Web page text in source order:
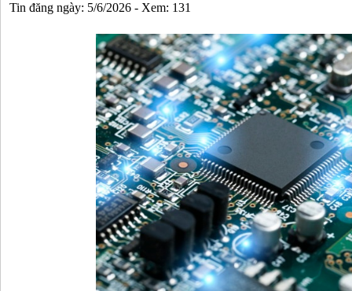
Tin đăng ngày: 5/6/2026 - Xem: 131